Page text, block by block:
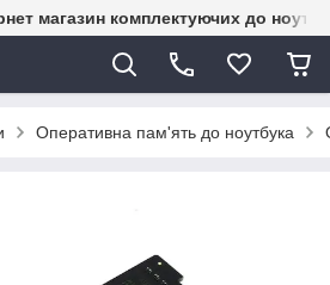
магазин комплектуючих до
Оперативна пам'ять до ноутбука